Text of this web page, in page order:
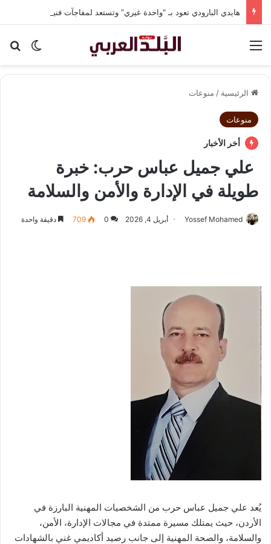
الوضع
الرئيسية / منوعات
منوعات
أخر الأخبار
علي جميل عباس حرب: خبرة
طويلة في الإدارة والأمن والسلامة
Yossef Mohamed أبريل 4, 2026 0
709 دقيقة واحدة
يُعد علي جميل عباس حرب من الشخصيات المهنية البارزة في
الأردن، حيث يمتلك مسيرة ممتدة في مجالات الإدارة، الأمن،
والسلامة، والصحة المهنية إلى جانب رصيد أكاديمي غني بالشهادات